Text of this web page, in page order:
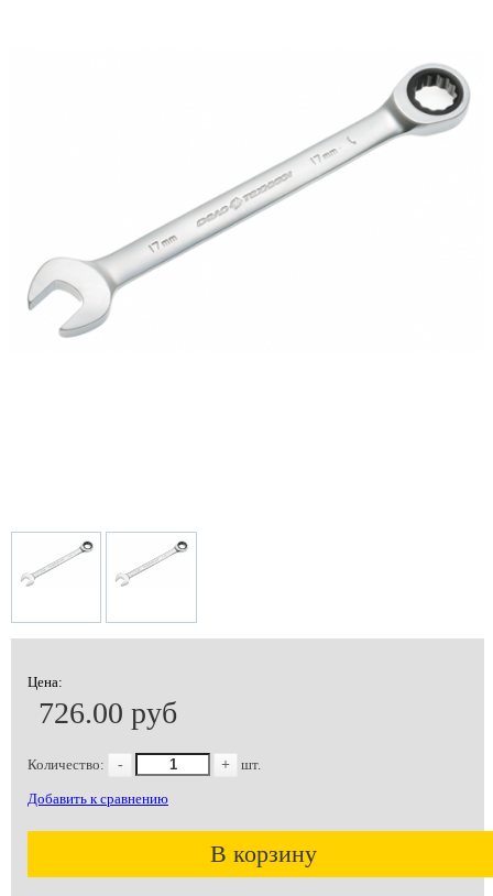
Цена:
726.00 руб
Количество: - + шт.
Добавить к сравнению
В корзину